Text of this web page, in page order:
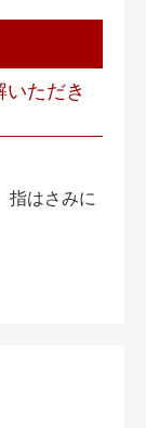
ただき
指はさみに